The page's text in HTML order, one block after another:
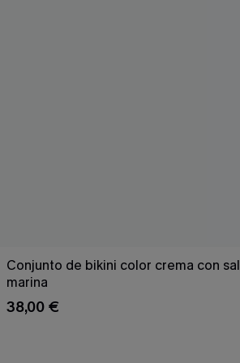
Conjunto de bikini color crema con sal
marina
38,00 €